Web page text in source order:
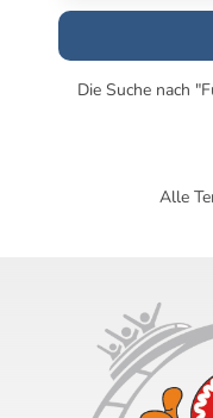
Die Suche nach
Alle